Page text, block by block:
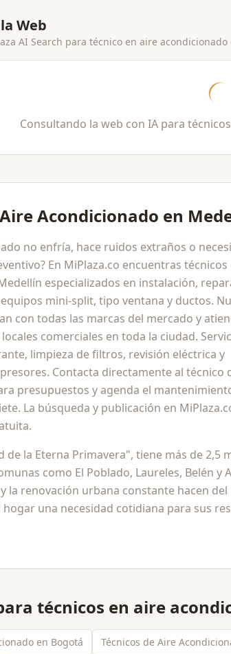
Web
AI Search para técnico en aire acondicionado
Consultando la web con IA para
Acondicionado en
no enfría, hace ruidos extraños o
En MiPlaza.co encuentras técnicos
especializados en instalación,
mini-split, tipo ventana y ductos.
con todas las marcas del mercado y
comerciales en toda la ciudad.
limpieza de filtros, revisión eléctrica y
Contacta directamente al técnico
presupuestos y agenda el
La búsqueda y publicación en
de la Eterna Primavera", tiene más de 2,5
como El Poblado, Laureles, Belén y
la renovación urbana constante hacen del
una necesidad cotidiana para sus
técnicos en aire
en Bogotá Técnicos de Aire